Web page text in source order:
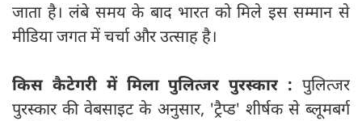
जाता है। लंबे समय के बाद भारत को मिले इस सम्‍मान से
मीडिया जगत में चर्चा और उत्‍साह है।
किस कैटेगरी में मिला पुलित्जर पुरस्कार : पुलित्जर
पुरस्कार की वेबसाइट के अनुसार, 'ट्रैप्ड' शीर्षक से ब्लूमबर्ग